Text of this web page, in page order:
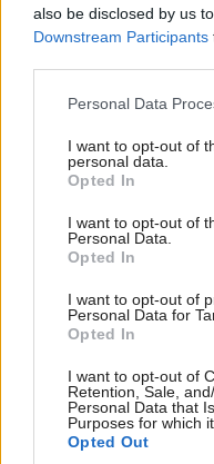
also be disclosed by us
Downstream Participants
Please note that this
not limited to your visit
grant or deny consent to
use your data for below
consent section.
Personal Data
I want to opt-out of
personal data.
Opted In
I want to opt-out of
Personal Data.
Opted In
I want to opt-out of
Personal Data for
Opted In
I want to opt-out of
Retention, Sale,
Personal Data that
Purposes for which
Opted Out
Zdroj: Wienerberger
Obvodové murivo:
izoláciou Porotherm 44
tenkovrstvovú maltu.